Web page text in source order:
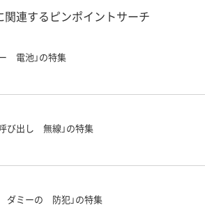
関連するピンポイントサーチ
電池」の特集
び出し 無線」の特集
ダミーの 防犯」の特集